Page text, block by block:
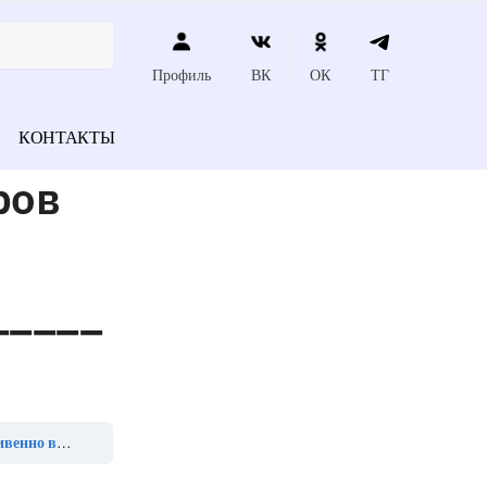
Профиль ВК ОК ТГ
КОНТАКТЫ
жидкости»